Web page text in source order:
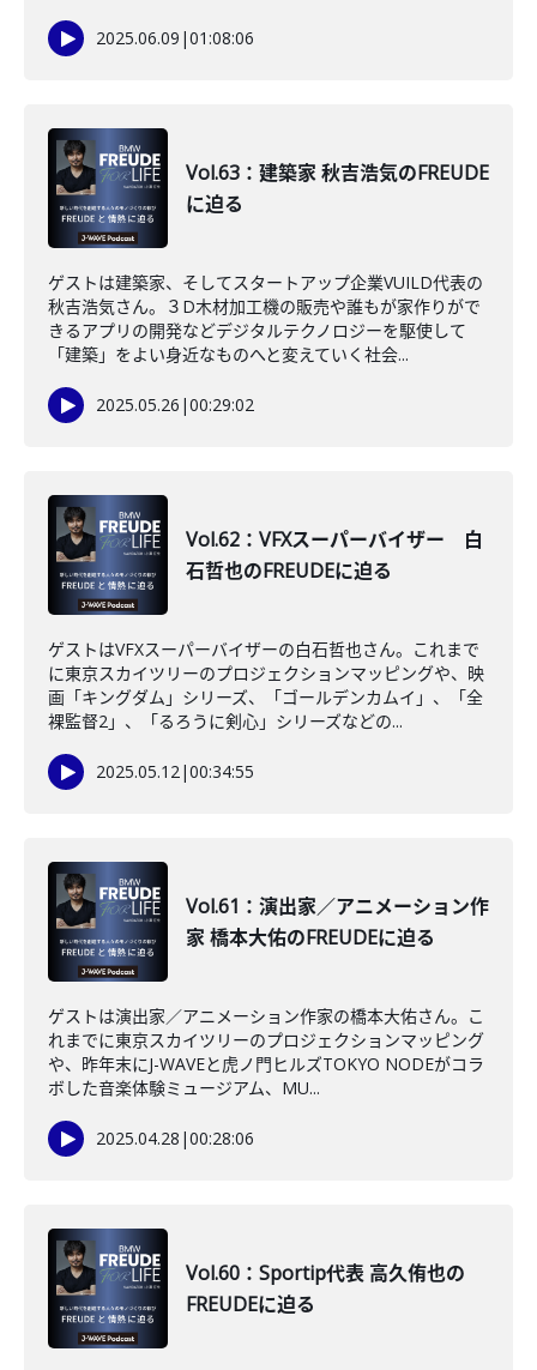
2025.06.09 |01:08:06
Vol.63：建築家 秋吉浩気のFREUDE
に迫る
ゲストは建築家、そしてスタートアップ企業VUILD代表の
秋吉浩気さん。３D木材加工機の販売や誰もが家作りがで
きるアプリの開発などデジタルテクノロジーを駆使して
「建築」をよい身近なものへと変えていく社会...
2025.05.26 |00:29:02
Vol.62：VFXスーパーバイザー 白
石哲也のFREUDEに迫る
ゲストはVFXスーパーバイザーの白石哲也さん。これまで
に東京スカイツリーのプロジェクションマッピングや、映
画「キングダム」シリーズ、「ゴールデンカムイ」、「全
裸監督2」、「るろうに剣心」シリーズなどの...
2025.05.12|00:34:55
Vol.61：演出家／アニメーション作
家 橋本大佑のFREUDEに迫る
ゲストは演出家／アニメーション作家の橋本大佑さん。こ
れまでに東京スカイツリーのプロジェクションマッピング
や、昨年末にJ-WAVEと虎ノ門ヒルズTOKYO NODEがコラ
ボした音楽体験ミュージアム、MU...
2025.04.28 |00:28:06
Vol.60：Sportip代表 高久侑也の
FREUDEに迫る